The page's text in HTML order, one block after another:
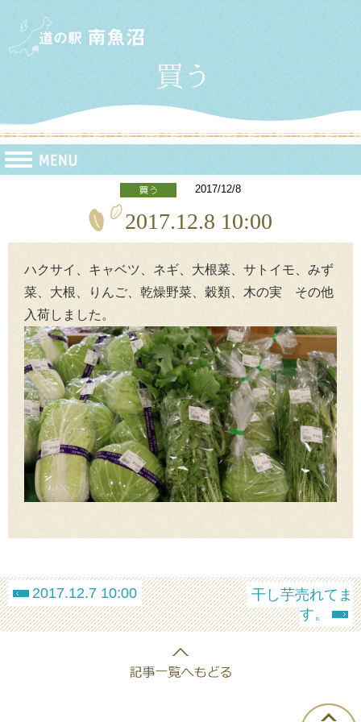
2017/12/8
2017.12.8 10:00
ハクサイ、キャベツ、ネギ、大根菜、サトイモ、みず
菜、大根、りんご、乾燥野菜、穀類、木の実 その他
入荷しました。
2017.12.7 10:00
干し芋売れてま
す。